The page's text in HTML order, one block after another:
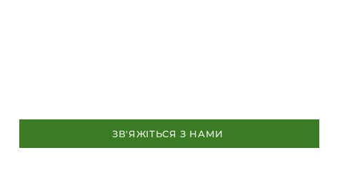
ЗВ'ЯЖІТЬСЯ З НАМИ